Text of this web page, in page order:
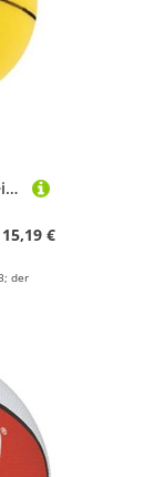
Leiser Basketball – Sichere Leichte, ruhige Bälle für Indoor-Spielzeug | Stoßfester Basketball, Geschenk für Spielzimmer, Spielzimmer, Fitnessstudios, Stadien, Hinterhöfe
15,19 €
der